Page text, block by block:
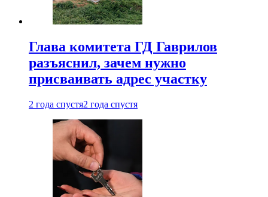
Глава комитета ГД Гаврилов
разъяснил, зачем нужно
присваивать адрес участку
2 года спустя2 года спустя